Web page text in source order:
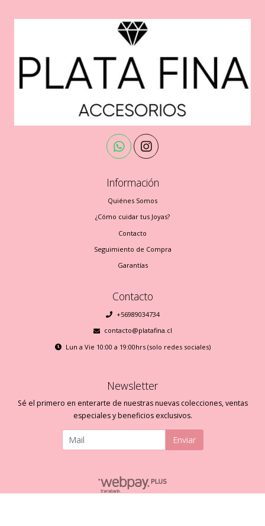
Información
Quiénes Somos
¿Cómo cuidar tus Joyas?
Contacto
Seguimiento de Compra
Garantías
Contacto
+56989034734
contacto@platafina.cl
Lun a Vie 10:00 a 19:00hrs (solo redes sociales)
Newsletter
Sé el primero en enterarte de nuestras nuevas colecciones, ventas
especiales y beneficios exclusivos.
Enviar